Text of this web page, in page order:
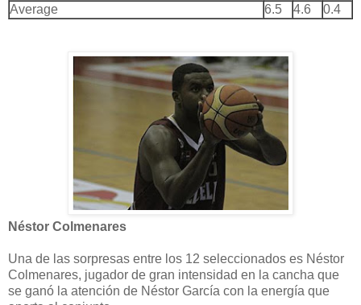
Average
6.5 4.6 0.4
Néstor Colmenares
Una de las sorpresas entre los 12 seleccionados es Néstor
Colmenares, jugador de gran intensidad en la cancha que
se ganó la atención de Néstor García con la energía que